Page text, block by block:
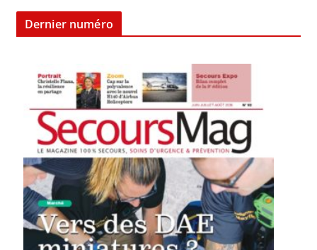
Dernier numéro